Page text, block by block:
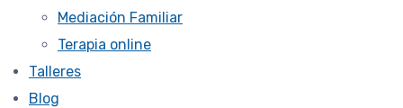
Mediación Familiar
Terapia online
Talleres
Blog